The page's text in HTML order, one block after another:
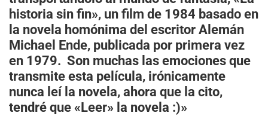
historia sin fin», un film de 1984 basado en
la novela homónima del escritor Alemán
Michael Ende, publicada por primera vez
en 1979. Son muchas las emociones que
transmite esta película, irónicamente
nunca leí la novela, ahora que la cito,
tendré que «Leer» la novela :)»